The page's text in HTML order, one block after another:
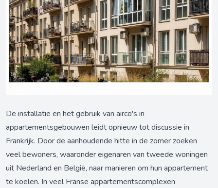
De installatie en het gebruik van airco's in
appartementsgebouwen leidt opnieuw tot discussie in
Frankrijk. Door de aanhoudende hitte in de zomer zoeken
veel bewoners, waaronder eigenaren van tweede woningen
uit Nederland en België, naar manieren om hun appartement
te koelen. In veel Franse appartementscomplexen